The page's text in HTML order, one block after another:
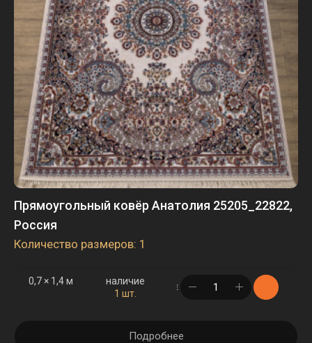
Прямоугольный ковёр Анатолия 25205_22822,
Россия
Количество размеров: 1
0,7 × 1,4 м
наличие
1 шт.
в корзине
Подробнее